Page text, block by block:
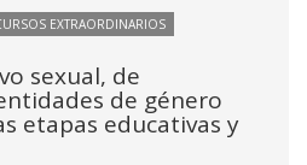
EXTRAORDINARIOS
sexual, de
de género
etapas educativas y